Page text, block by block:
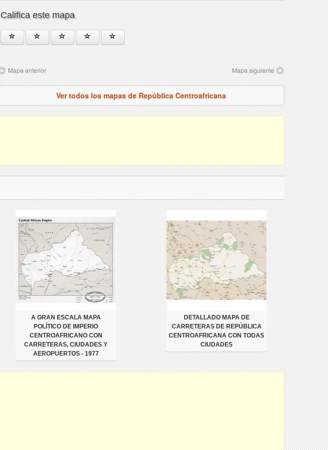
Califica este mapa
Mapa anterior Mapa siguiente
Ver todos los mapas de República Centroafricana
A GRAN ESCALA MAPA
POLÍTICO DE IMPERIO
CENTROAFRICANO CON
CARRETERAS, CIUDADES Y
AEROPUERTOS - 1977
DETALLADO MAPA DE
CARRETERAS DE REPÚBLICA
CENTROAFRICANA CON TODAS
CIUDADES